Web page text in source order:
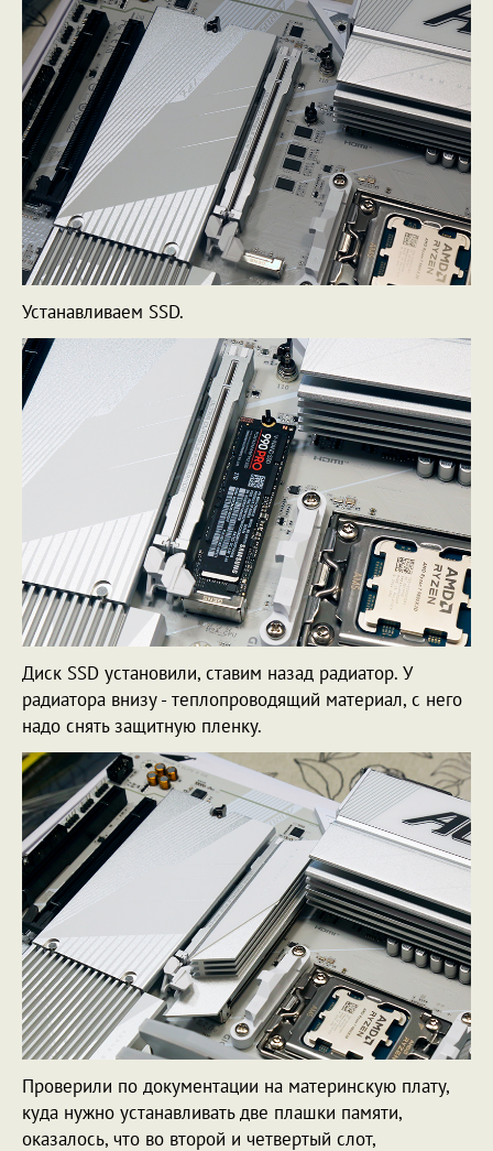
Устанавливаем SSD.
Диск SSD установили, ставим назад радиатор. У
радиатора внизу - теплопроводящий материал, с него
надо снять защитную пленку.
Проверили по документации на материнскую плату,
куда нужно устанавливать две плашки памяти,
оказалось, что во второй и четвертый слот,